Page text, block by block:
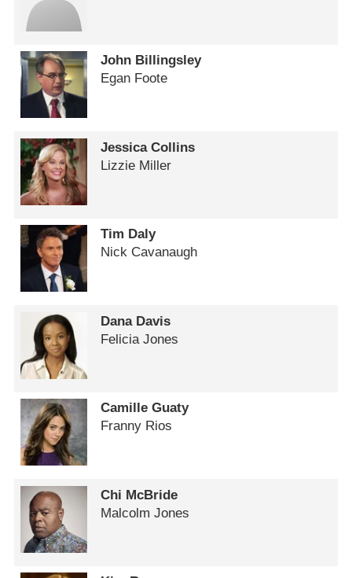
John Billingsley
Egan Foote
Jessica Collins
Lizzie Miller
Tim Daly
Nick Cavanaugh
Dana Davis
Felicia Jones
Camille Guaty
Franny Rios
Chi McBride
Malcolm Jones